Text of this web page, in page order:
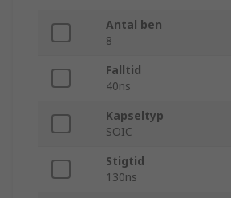
Antal ben
8
Falltid
40ns
Kapseltyp
SOIC
Stigtid
130ns